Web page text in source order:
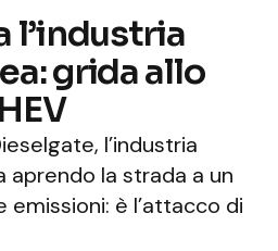
l’industria
grida allo
l’industria
la strada a un
emissioni: è l’attacco di